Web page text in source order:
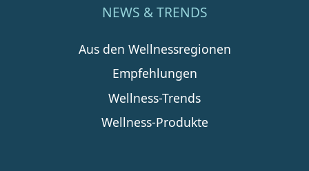
NEWS & TRENDS
Aus den Wellnessregionen
Empfehlungen
Wellness-Trends
Wellness-Produkte